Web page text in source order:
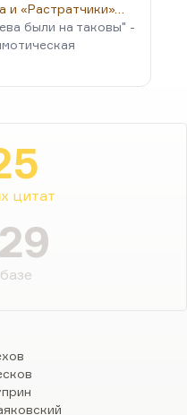
«Растратчики»…
были на таковы" -
цитат